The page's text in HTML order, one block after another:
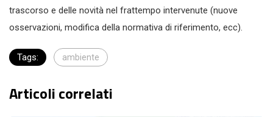
trascorso e delle novità nel frattempo intervenute (nuove
osservazioni, modifica della normativa di riferimento, ecc).
Tags: ambiente
Articoli correlati